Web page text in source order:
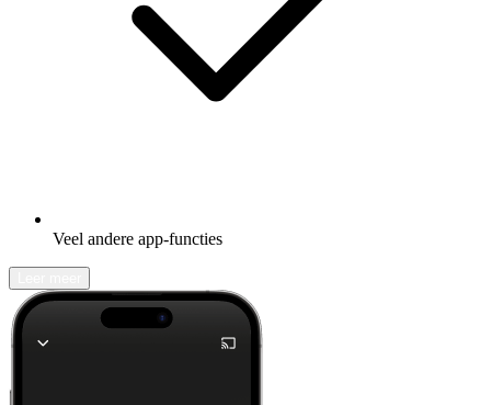
Veel andere app-functies